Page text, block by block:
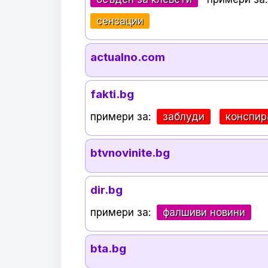
сензации
actualno.com
fakti.bg
примери за: заблуди
btvnovinite.bg
dir.bg
примери за: фалшиви новини
bta.bg